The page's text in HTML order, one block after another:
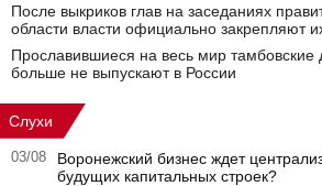
После выкриков глав на заседаниях
области власти официально закрепляют
Прославившиеся на весь мир
больше не выпускают в России
Слухи
03/08
Воронежский бизнес ждет
будущих капитальных строек?